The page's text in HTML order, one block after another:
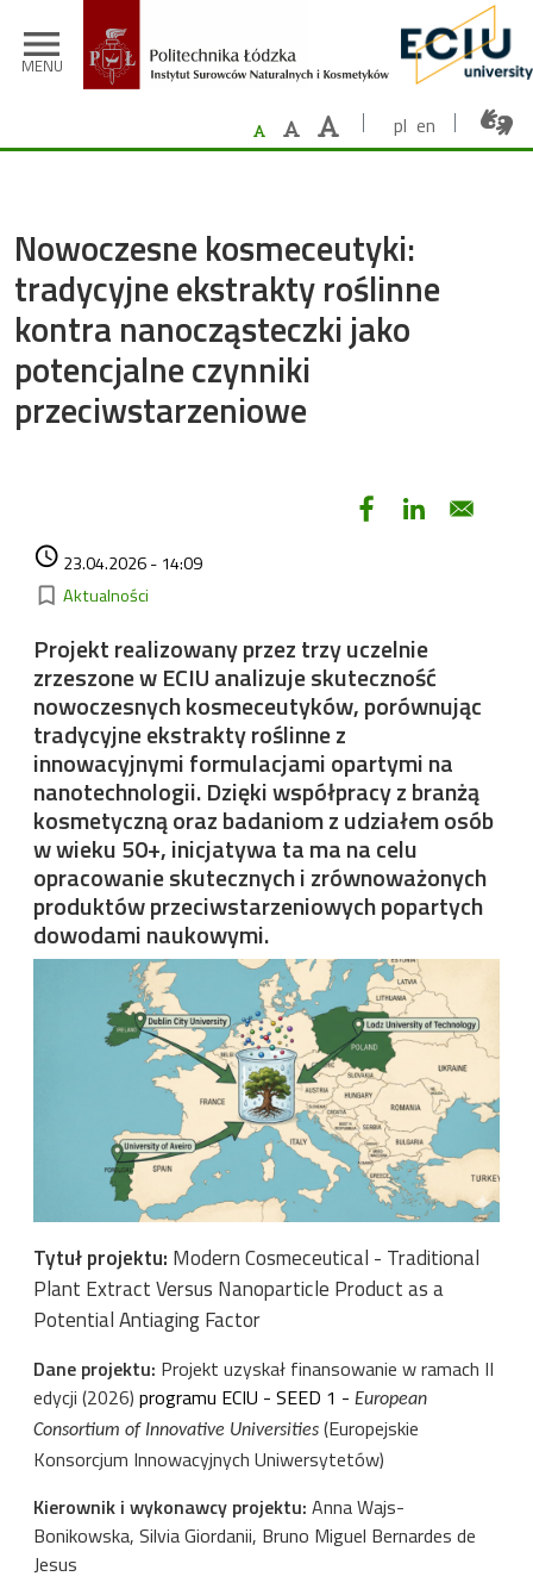
menu
MENU
pl en
Nowoczesne kosmeceutyki:
tradycyjne ekstrakty roślinne
kontra nanocząsteczki jako
potencjalne czynniki
przeciwstarzeniowe
access_time 23.04.2026 - 14:09
bookmark_border Kategorie
Aktualności
Projekt realizowany przez trzy uczelnie
zrzeszone w ECIU analizuje skuteczność
nowoczesnych kosmeceutyków, porównując
tradycyjne ekstrakty roślinne z
innowacyjnymi formulacjami opartymi na
nanotechnologii. Dzięki współpracy z branżą
kosmetyczną oraz badaniom z udziałem osób
w wieku 50+, inicjatywa ta ma na celu
opracowanie skutecznych i zrównoważonych
produktów przeciwstarzeniowych popartych
dowodami naukowymi.
Tytuł projektu: Modern Cosmeceutical - Traditional
Plant Extract Versus Nanoparticle Product as a
Potential Antiaging Factor
Dane projektu: Projekt uzyskał finansowanie w ramach II
edycji (2026) programu ECIU - SEED 1 - European
Consortium of Innovative Universities (Europejskie
Konsorcjum Innowacyjnych Uniwersytetów)
Kierownik i wykonawcy projektu: Anna Wajs-
Bonikowska, Silvia Giordanii, Bruno Miguel Bernardes de
Jesus